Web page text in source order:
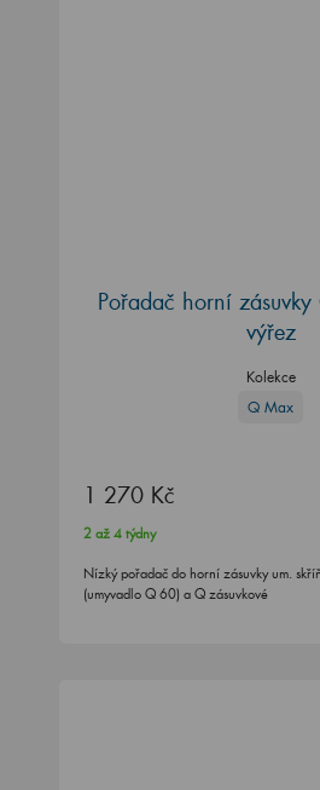
Pořadač horní
výřez
Kolekce
Q Max
1 270 Kč
2 až 4 týdny
Nízký pořadač do horní zásuvky um.
(umyvadlo Q 60) a Q zásuvkové